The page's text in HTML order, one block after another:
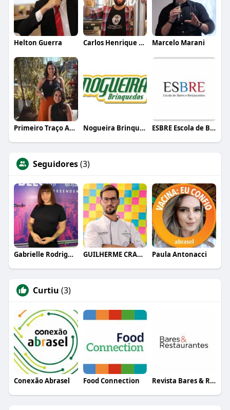
Helton Guerra Carlos Henrique de Faria Vasconcelos Marcelo Marani
Primeiro Traço Arquitetura Nogueira Brinquedos ESBRE Escola de Bares e Restaurantes
Seguidores(3)
Gabrielle Rodrigues GUILHERME CRAMER BALLE Paula Antonacci
Curtiu (3)
Conexão Abrasel Food Connection Revista Bares & Restaurantes